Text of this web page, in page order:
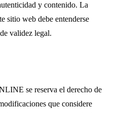
y contenido. La
sitio web debe entenderse
validez legal.
se reserva el derecho de
que considere